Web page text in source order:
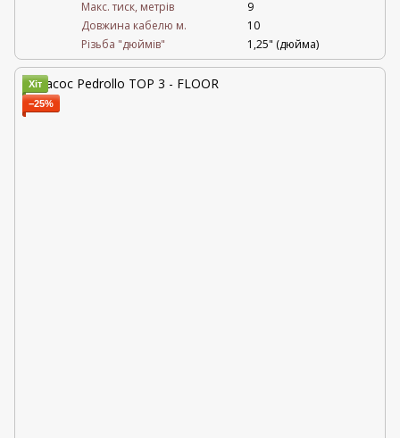
Maкс. тиск, метрів
9
Довжина кабелю м.
10
Різьба "дюймів"
1,25" (дюйма)
Хіт
−25%